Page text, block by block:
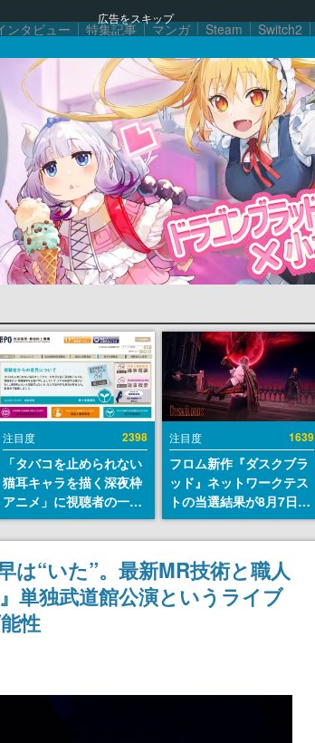
広告をスキップ
ンタビュー 特集記事 マンガ Steam Switch2
注目度 2398
「タバコを止められない
猫耳キャラを描く深夜枠
アニメ」に視聴者の一部
から批判意見。違法薬物
の使用と思しき描写も含
めて、BPOが議論を交わ
す
注目度 1639
フロム新作『ダスクブラ
ッド』ネットワークテス
トの当選結果が8月7日22
時に発表。応募サイトの
マイページから確認可
能、テスト実施は8月21
日～24日
は“いた”。最新MR技術と職人
単独武道館公演というライブ
性